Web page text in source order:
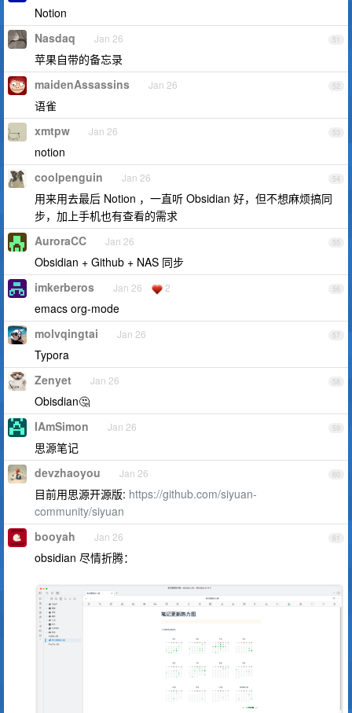
Notion
51
Nasdaq Jan 26
苹果自带的备忘录
52
maidenAssassins Jan 26
语雀
53
xmtpw Jan 26
notion
54
coolpenguin Jan 26
用来用去最后 Notion ，一直听 Obsidian 好，但不想麻烦搞同
步，加上手机也有查看的需求
55
AuroraCC Jan 26
Obsidian + Github + NAS 同步
56
imkerberos Jan 26 2
emacs org-mode
57
molvqingtai Jan 26
Typora
58
Zenyet Jan 26
Obisdian🤔
59
IAmSimon Jan 26
思源笔记
60
devzhaoyou Jan 26
目前用思源开源版: https://github.com/siyuan-
community/siyuan
61
booyah Jan 26
obsidian 尽情折腾：